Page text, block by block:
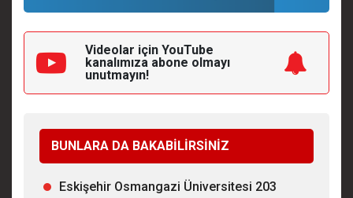
Videolar için YouTube
kanalımıza abone olmayı
unutmayın!
BUNLARA DA BAKABİLİRSİNİZ
Eskişehir Osmangazi Üniversitesi 203